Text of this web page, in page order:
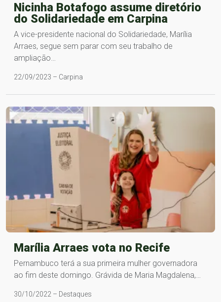
Nicinha Botafogo assume diretório
do Solidariedade em Carpina
A vice-presidente nacional do Solidariedade, Marília
Arraes, segue sem parar com seu trabalho de
ampliação…
22/09/2023 – Carpina
Marília Arraes vota no Recife
Pernambuco terá a sua primeira mulher governadora
ao fim deste domingo. Grávida de Maria Magdalena,…
30/10/2022 – Destaques